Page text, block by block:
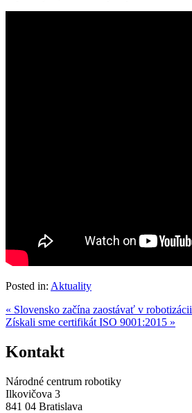
Posted in: Aktuality
« Slovensko začína zaostávať v robotizácii
Získali sme certifikát ISO 9001:2015 »
Kontakt
Národné centrum robotiky
Ilkovičova 3
841 04 Bratislava